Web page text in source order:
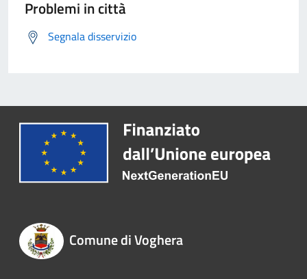
Problemi in città
Segnala disservizio
Comune di Voghera